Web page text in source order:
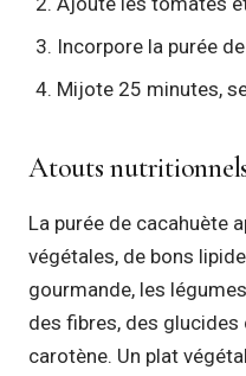
Incorpore la purée
Mijote 25 minutes,
Atouts
La purée de cacahuète
végétales, de bons
gourmande, les
des fibres, des
carotène. Un plat